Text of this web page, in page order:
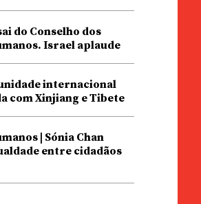
do Conselho dos
Israel aplaude
internacional
com Xinjiang e Tibete
| Sónia Chan
entre cidadãos